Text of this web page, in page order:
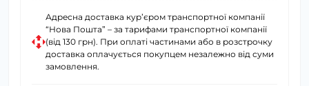
Адресна доставка курʼєром транспортної компанії
“Нова Пошта” – за тарифами транспортної компанії
(від 130 грн). При оплаті частинами або в розстрочку
доставка оплачується покупцем незалежно від суми
замовлення.